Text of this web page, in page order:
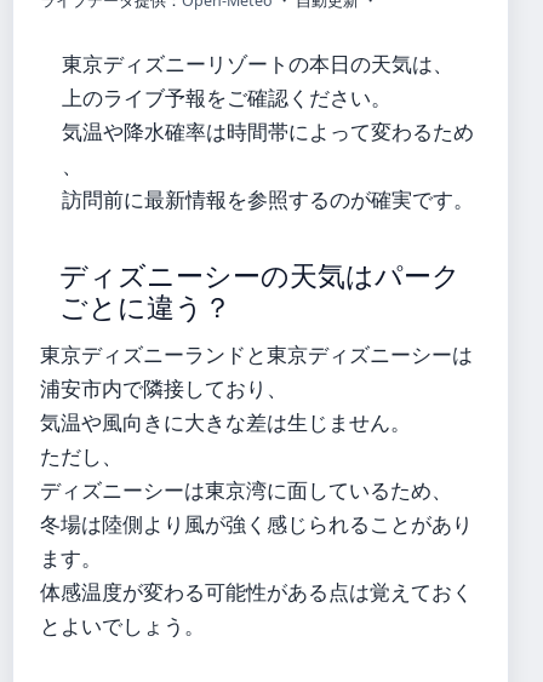
東京ディズニーリゾートの本日の天気は、
上のライブ予報をご確認ください。
気温や降水確率は時間帯によって変わるため
、
訪問前に最新情報を参照するのが確実です。
ディズニーシーの天気はパーク
ごとに違う？
東京ディズニーランドと東京ディズニーシーは
浦安市内で隣接しており、
気温や風向きに大きな差は生じません。
ただし、
ディズニーシーは東京湾に面しているため、
冬場は陸側より風が強く感じられることがあり
ます。
体感温度が変わる可能性がある点は覚えておく
とよいでしょう。